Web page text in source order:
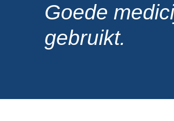
Goede
gebruikt.